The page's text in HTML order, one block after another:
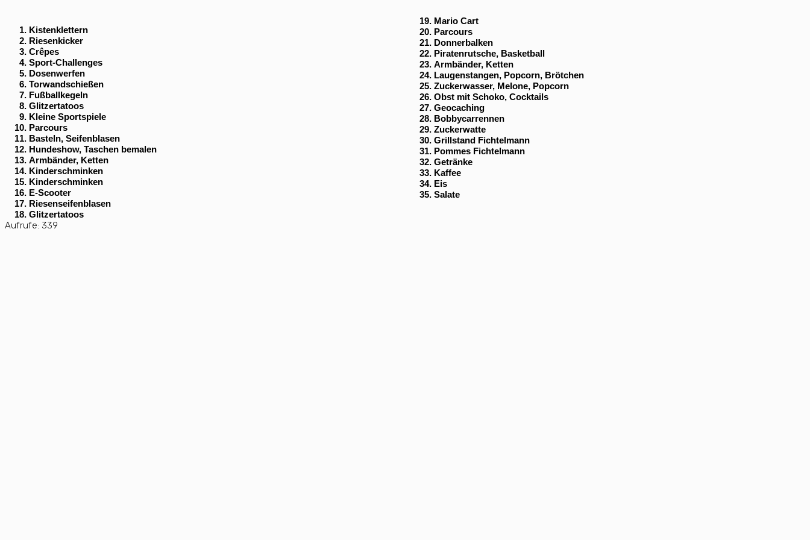
Kistenklettern
Riesenkicker
Crêpes
Sport-Challenges
Dosenwerfen
Torwandschießen
Fußballkegeln
Glitzertatoos
Kleine Sportspiele
Parcours
Basteln, Seifenblasen
Hundeshow, Taschen bemalen
Armbänder, Ketten
Kinderschminken
Kinderschminken
E-Scooter
Riesenseifenblasen
Glitzertatoos
Mario Cart
Parcours
Donnerbalken
Piratenrutsche, Basketball
Armbänder, Ketten
Laugenstangen, Popcorn, Brötchen
Zuckerwasser, Melone, Popcorn
Obst mit Schoko, Cocktails
Geocaching
Bobbycarrennen
Zuckerwatte
Grillstand Fichtelmann
Pommes Fichtelmann
Getränke
Kaffee
Eis
Salate
Aufrufe: 339